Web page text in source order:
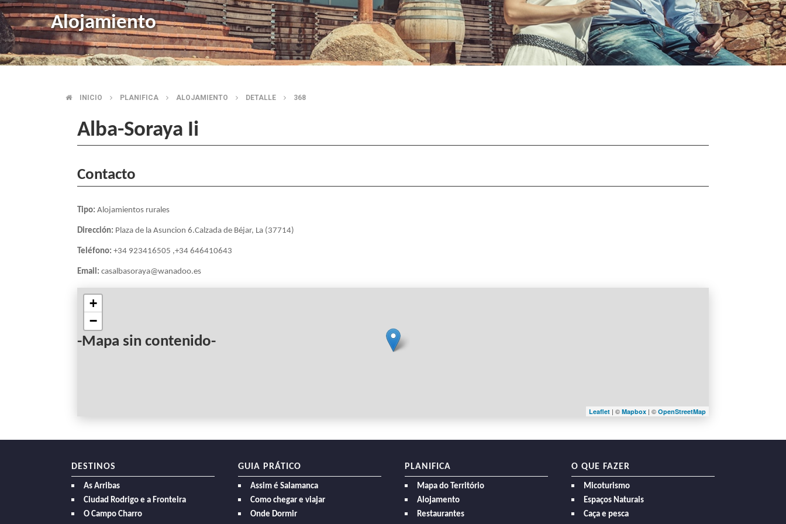
Alojamiento
BREADCRUMB
INICIO PLANIFICA ALOJAMIENTO DETALLE 368
Alba-Soraya Ii
Contacto
Tipo: Alojamientos rurales
Dirección: Plaza de la Asuncion 6.Calzada de Béjar, La (37714)
Teléfono: +34 923416505 ,+34 646410643
Email: casalbasoraya@wanadoo.es
-Mapa sin contenido-
+
−
Leaflet | © Mapbox | © OpenStreetMap
DESTINOS
As Arribas
Ciudad Rodrigo e a Fronteira
O Campo Charro
GUIA PRÁTICO
Assim é Salamanca
Como chegar e viajar
Onde Dormir
PLANIFICA
Mapa do Território
Alojamento
Restaurantes
O QUE FAZER
Micoturismo
Espaços Naturais
Caça e pesca